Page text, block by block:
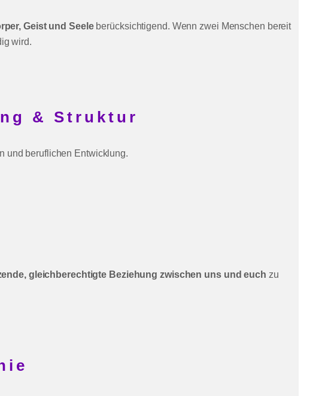
Geist und Seeleberücksichtigend. Wenn zwei Menschen bereit
wird.
& Struktur
und beruflichen Entwicklung.
gleichberechtigte Beziehung zwischen uns und euch zu